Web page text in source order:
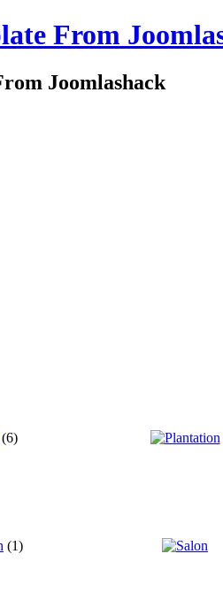
Joomlashack
(6)
(1)